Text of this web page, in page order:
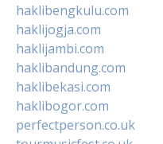
haklibengkulu.com
haklijogja.com
haklijambi.com
haklibandung.com
haklibekasi.com
haklibogor.com
perfectperson.co.uk